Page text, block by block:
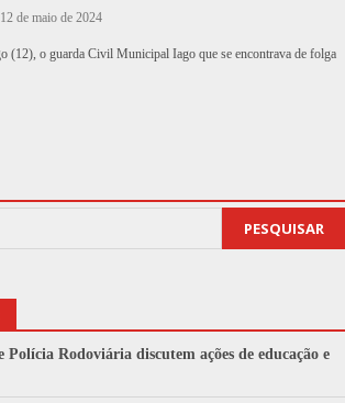
12 de maio de 2024
(12), o guarda Civil Municipal Iago que se encontrava de folga
PESQUISAR
Rodoviária discutem ações de educação e